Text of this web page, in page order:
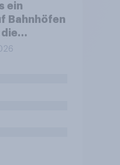
ein
Bahnhöfen
Orten